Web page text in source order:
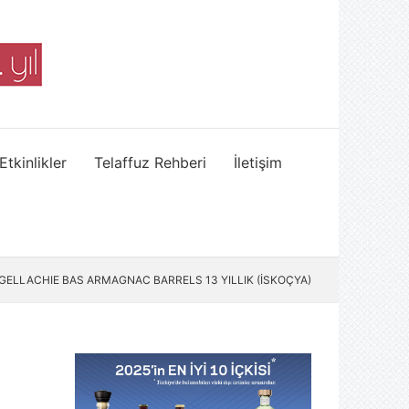
Telaffuz Rehberi İletişim
BAS ARMAGNAC BARRELS 13 YILLIK (İSKOÇYA)